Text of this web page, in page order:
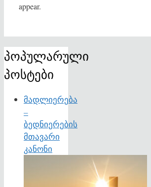
appear.
პოპულარული
პოსტები
მადლიერება
–
ბედნიერების
მთავარი
კანონი